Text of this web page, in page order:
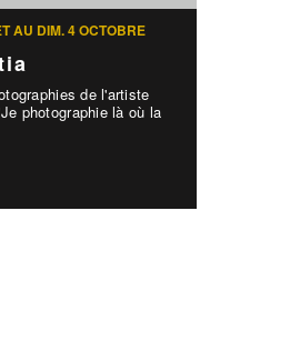
AU DIM. 4 OCTOBRE
de l'artiste
photographie là où la